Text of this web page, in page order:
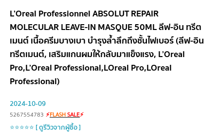
L’Oreal Professionnel ABSOLUT REPAIR
MOLECULAR LEAVE-IN MASQUE 50ML ลีฟ-อิน ทรีต
เมนต์ เนื้อครีมบางเบา บำรุงล้ำลึกถึงชั้นไฟเบอร์ (ลีฟ-อิน
ทรีตเมนต์, เสริมแกนผมให้กลับมาแข็งแรง, L’Oreal
Pro,L’Oreal Professional,LOreal Pro,LOreal
Professional)
2024-10-09
5267554783 ⚡FLASHSALE⚡
⭐⭐⭐⭐⭐ [ ดูรีวิวจากผู้ซื้อ ]